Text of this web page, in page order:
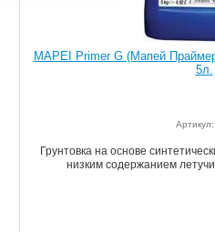
MAPEI Primer G (Мапей
5л.
Грунтовка на основе
низким содержанием